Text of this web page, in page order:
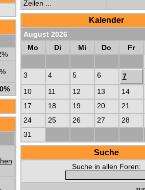
Zeilen ...
Kalender
August 2026
Mo
Di Mi Do Fr
3
4 5 6 7
10
11 12 13 14
17
18 19 20 21
24
25 26 27 28
31
Suche
Suche in allen Foren: